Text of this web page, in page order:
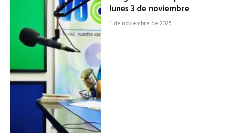
lunes 3 de noviembre
1 de noviembre de 2025